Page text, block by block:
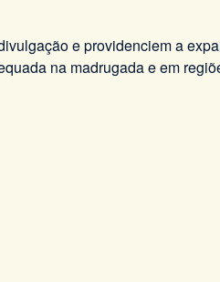
e providenciem a
na madrugada e em